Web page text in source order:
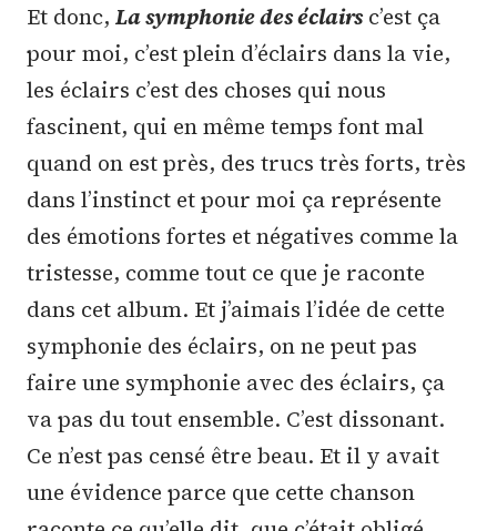
Et donc, La symphonie des éclairs c’est ça
pour moi, c’est plein d’éclairs dans la vie,
les éclairs c’est des choses qui nous
fascinent, qui en même temps font mal
quand on est près, des trucs très forts, très
dans l’instinct et pour moi ça représente
des émotions fortes et négatives comme la
tristesse, comme tout ce que je raconte
dans cet album. Et j’aimais l’idée de cette
symphonie des éclairs, on ne peut pas
faire une symphonie avec des éclairs, ça
va pas du tout ensemble. C’est dissonant.
Ce n’est pas censé être beau. Et il y avait
une évidence parce que cette chanson